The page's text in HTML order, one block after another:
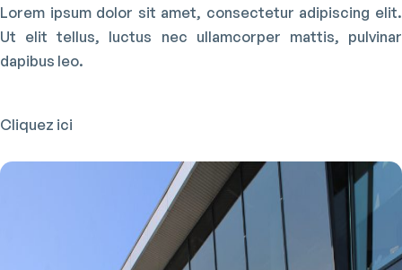
Lorem ipsum dolor sit amet, consectetur adipiscing elit.
Ut elit tellus, luctus nec ullamcorper mattis, pulvinar
dapibus leo.
Cliquez ici